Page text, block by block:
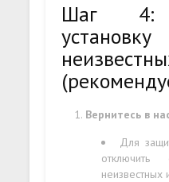
Шаг 4:
Вернитесь в
Для
неизвестных